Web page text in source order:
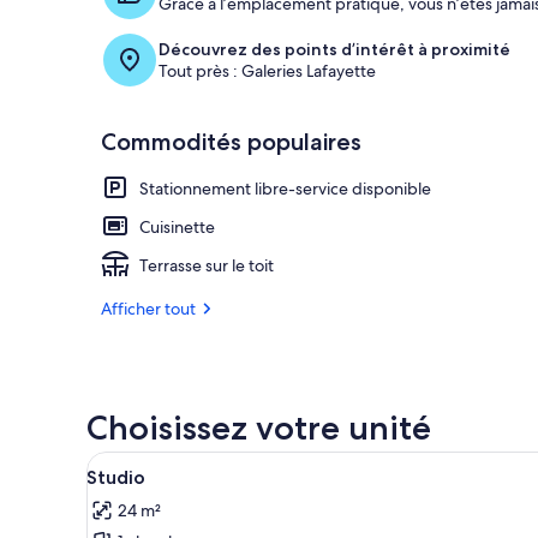
Découvrez des points d’intérêt à proximité
Tout près : Galeries Lafayette
Commodités populaires
Stationnement libre-service disponible
Cuisinette
Terrasse sur le toit
Afficher tout
Choisissez votre unité
Afficher
toutes
les
Une cuisine moderne avec
7
Studio
24 m²